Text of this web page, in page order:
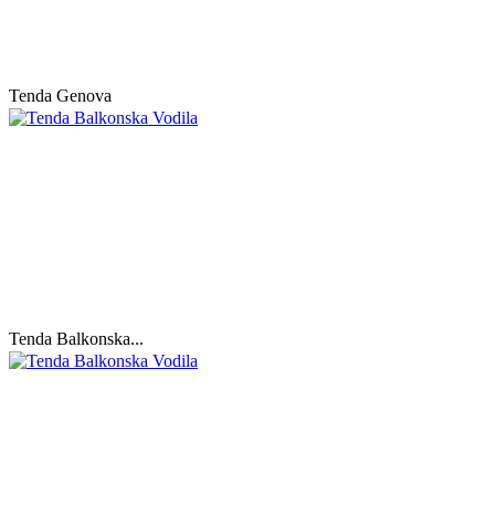
Tenda Genova
Tenda Balkonska...